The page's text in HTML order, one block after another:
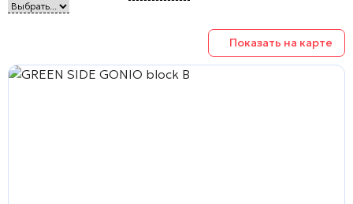
Показать на карте